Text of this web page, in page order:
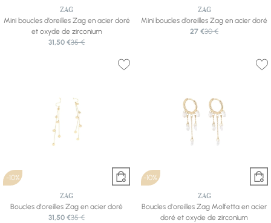
ZAG
Mini boucles d’oreilles Zag en acier doré
et oxyde de zirconium
31,50 €35 €
ZAG
Mini boucles d’oreilles Zag en acier doré
27 €30 €
-10%
ZAG
Boucles d'oreilles Zag en acier doré
31,50 €35 €
-10%
ZAG
Boucles d'oreilles Zag Molfetta en acier
doré et oxyde de zirconium